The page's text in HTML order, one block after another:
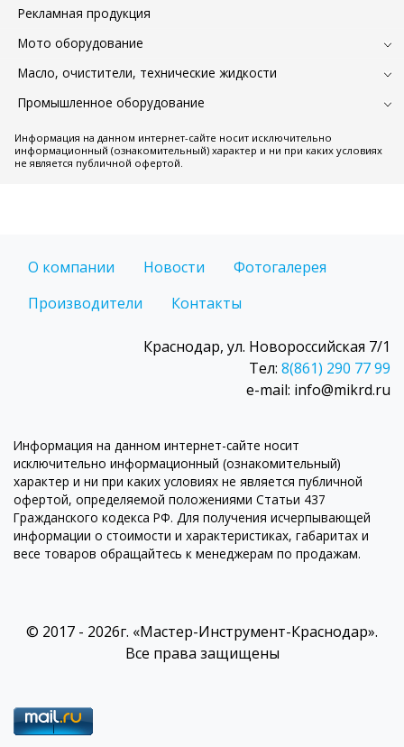
Рекламная продукция
Мото оборудование
Масло, очистители, технические жидкости
Промышленное оборудование
Информация на данном интернет-сайте носит исключительно
информационный (ознакомительный) характер и ни при каких условиях
не является публичной офертой.
О компании Новости
Фотогалерея
Производители
Контакты
Краснодар, ул. Новороссийская 7/1
Тел: 8(861) 290 77 99
e-mail: info@mikrd.ru
Информация на данном интернет-сайте носит
исключительно информационный (ознакомительный)
характер и ни при каких условиях не является публичной
офертой, определяемой положениями Статьи 437
Гражданского кодекса РФ. Для получения исчерпывающей
информации о стоимости и характеристиках, габаритах и
весе товаров обращайтесь к менеджерам по продажам.
© 2017 - 2026г. «Мастер-Инструмент-Краснодар».
Все права защищены